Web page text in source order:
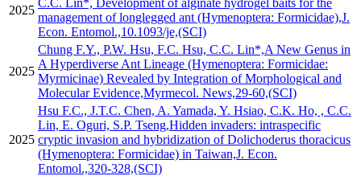
2025
management of longlegged ant (Hymenoptera: Formicidae),J.
Econ. Entomol.,10.1093/je,(SCI)
2025
Chung F.Y., P.W. Hsu, F.C. Hsu, C.C. Lin*,A New Genus in
A Hyperdiverse Ant Lineage (Hymenoptera: Formicidae:
Myrmicinae) Revealed by Integration of Morphological and
Molecular Evidence,Myrmecol. News,29-60,(SCI)
2025
Hsu F.C., J.T.C. Chen, A. Yamada, Y. Hsiao, C.K. Ho, , C.C.
Lin, E. Oguri, S.P. Tseng,Hidden invaders: intraspecific
cryptic invasion and hybridization of Dolichoderus thoracicus
(Hymenoptera: Formicidae) in Taiwan,J. Econ.
Entomol.,320-328,(SCI)